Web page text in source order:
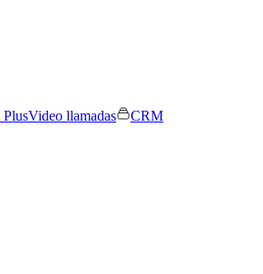
PlusVideo llamadas
CRM